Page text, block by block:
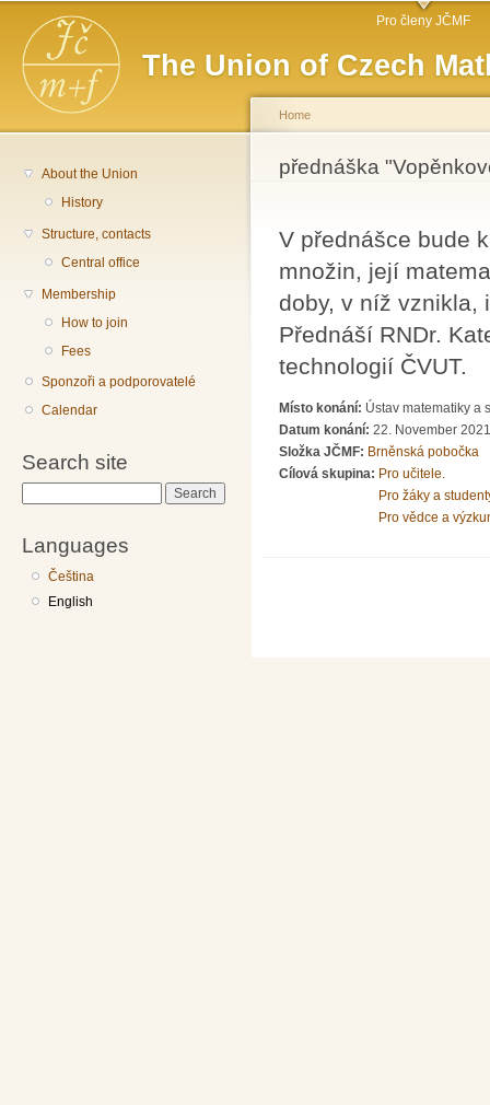
The Union of Czech
Main menu Pro členy JČMF
About the Union
History
Structure, contacts
Central office
Membership
How to join
Fees
Sponzoři a podporovatelé
Calendar
Search site
Languages
Čeština
English
You are here
Home
přednáška
V přednášce bude
množin, její
doby, v níž vznikla,
Přednáší RNDr.
technologií ČVUT.
Místo konání: Ústav matematiky a
Datum konání: 22. November
Složka JČMF: Brněnská pobočka
Cílová skupina: Pro učitele.
Pro žáky a
Pro vědce a